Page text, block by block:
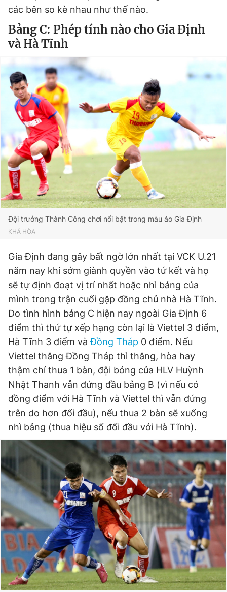
các bên so kè nhau như thế nào.
Bảng C: Phép tính nào cho Gia Định
và Hà Tĩnh
Đội trưởng Thành Công chơi nổi bật trong màu áo Gia Định
KHẢ HÒA
Gia Định đang gây bất ngờ lớn nhất tại VCK U.21
năm nay khi sớm giành quyền vào tứ kết và họ
sẽ tự định đoạt vị trí nhất hoặc nhì bảng của
mình trong trận cuối gặp đồng chủ nhà Hà Tĩnh.
Do tình hình bảng C hiện nay ngoài Gia Định 6
điểm thì thứ tự xếp hạng còn lại là Viettel 3 điểm,
Hà Tĩnh 3 điểm vàĐồng Tháp 0 điểm. Nếu
Viettel thắng Đồng Tháp thì thắng, hòa hay
thậm chí thua 1 bàn, đội bóng của HLV Huỳnh
Nhật Thanh vẫn đứng đầu bảng B (vì nếu có
đồng điểm với Hà Tĩnh và Viettel thì vẫn đứng
trên do hơn đối đầu), nếu thua 2 bàn sẽ xuống
nhì bảng (thua hiệu số đối đầu với Hà Tĩnh).